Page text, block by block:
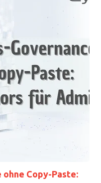
Copy-Paste: